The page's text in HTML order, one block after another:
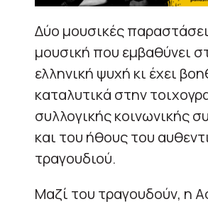
Δύο μουσικές
μουσική που εμβαθύνει
ελληνική ψυχή κι έχει
καταλυτικά στην
συλλογικής κοινωνικής
και του ήθους του
τραγουδιού.
Μαζί του τραγουδούν, η